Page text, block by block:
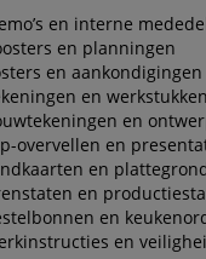
en interne
en planningen
en aankondigingen
en werkstukken
en
overvellen en
en
en
en
en